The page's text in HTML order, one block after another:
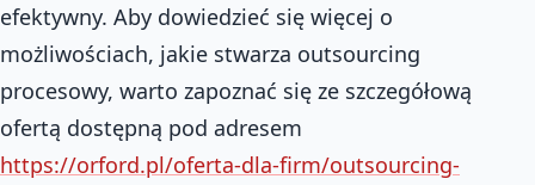
efektywny. Aby dowiedzieć się więcej o
możliwościach, jakie stwarza outsourcing
procesowy, warto zapoznać się ze szczegółową
ofertą dostępną pod adresem
https://orford.pl/oferta-dla-firm/outsourcing-